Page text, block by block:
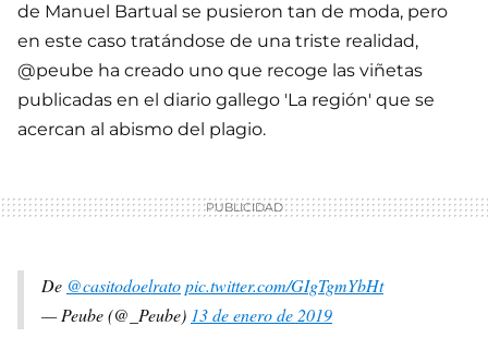
de Manuel Bartual se pusieron tan de moda, pero
en este caso tratándose de una triste realidad,
@peube ha creado uno que recoge las viñetas
publicadas en el diario gallego 'La región' que se
acercan al abismo del plagio.
De @casitodoelratopic.twitter.com/GIgTgmYbHt
— Peube (@_Peube) 13 de enero de 2019